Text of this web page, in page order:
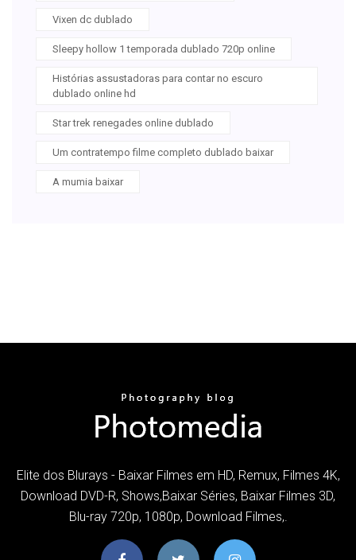
Vixen dc dublado
Sleepy hollow 1 temporada dublado 720p online
Histórias assustadoras para contar no escuro
dublado online hd
Star trek renegades online dublado
Um contratempo filme completo dublado baixar
A mumia baixar
Elite dos Blurays - Baixar Filmes em HD, Remux, Filmes 4K,
Download DVD-R, Shows,Baixar Séries, Baixar Filmes 3D,
Blu-ray 720p, 1080p, Download Filmes,.